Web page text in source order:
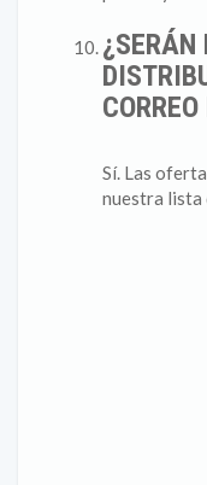
¿SERÁN
Sí. Las
nuestra lista